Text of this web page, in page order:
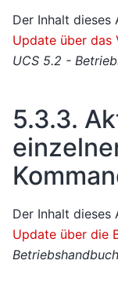
Der Inhalt dieses
Update über das
UCS 5.2 -
5.3.3.
Der Inhalt dieses
Update über die
Betriebshandbuch